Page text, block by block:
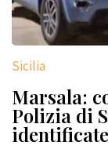
Sicilia
Marsala:
Polizia di